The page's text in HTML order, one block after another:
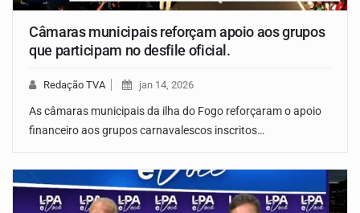
Câmaras municipais reforçam apoio aos grupos
que participam no desfile oficial.
Redação TVA jan 14, 2026
As câmaras municipais da ilha do Fogo reforçaram o apoio
financeiro aos grupos carnavalescos inscritos…